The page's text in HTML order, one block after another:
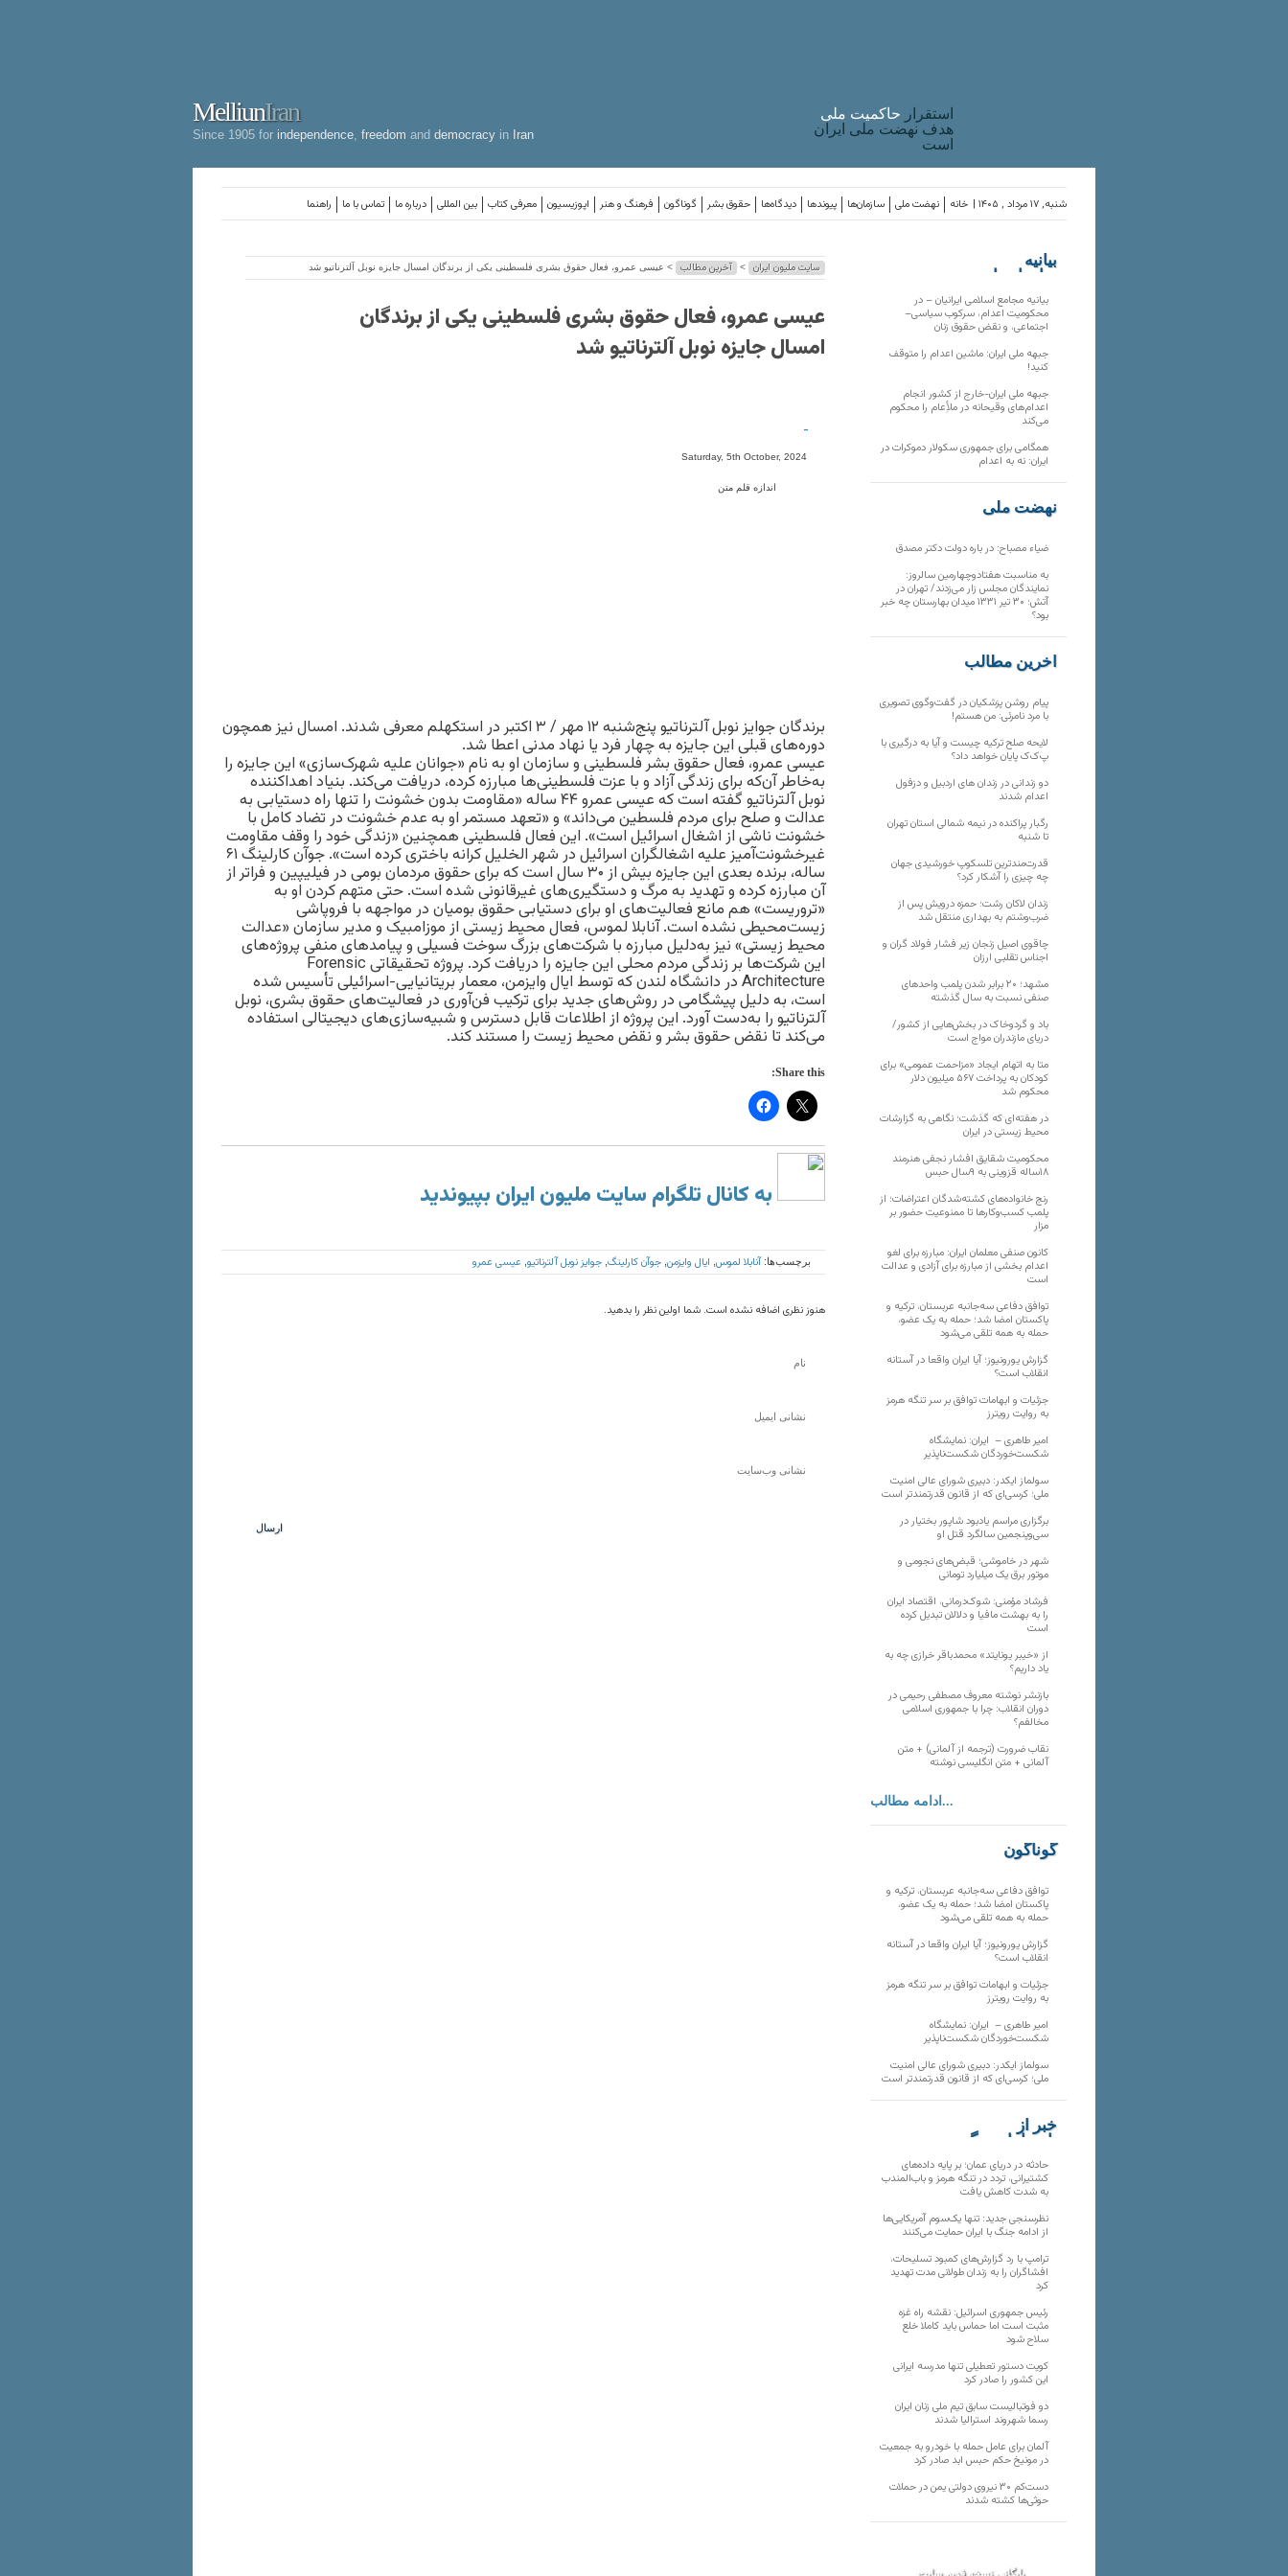
MelliunIran
Since 1905 for independence freedom and democracy in Iran
استقرار حاکميت ملی
هدف نهضت ملی ایران
است
راهنما تماس با ما درباره ما بین المللی معرفی کتاب اپوزیسیون فرهنگ و هنر گوناگون حقوق بشر دیدگاه‌ها پیوندها سازمان‌ها نهضت ملی خانه شنبه, ۱۷ مرداد , ۱۴۰۵ |
سایت ملیون ایران > آخرین مطالب > عیسی عمرو، فعال حقوق بشری فلسطینی یکی از برندگان امسال جایزه نوبل آلترناتیو شد
عیسی عمرو، فعال حقوق بشری فلسطینی یکی از برندگان
امسال جایزه نوبل آلترناتیو شد
-
Saturday, 5th October, 2024
اندازه قلم متن
برندگان جوایز نوبل آلترناتیو پنج‌شنبه ۱۲ مهر / ۳ اکتبر در استکهلم معرفی شدند. امسال نیز همچون
دوره‌های قبلی این جایزه به چهار فرد یا نهاد مدنی اعطا شد.
عیسی عمرو، فعال حقوق بشر فلسطینی و سازمان او به نام «جوانان علیه شهرک‌سازی» این جایزه را
به‌خاطر آن‌که برای زندگی آزاد و با عزت فلسطینی‌ها مبارزه کرده، دریافت می‌کند. بنیاد اهداکننده
نوبل آلترناتیو گفته است که عیسی عمرو ۴۴ ساله «مقاومت بدون خشونت را تنها راه دستیابی به
عدالت و صلح برای مردم فلسطین می‌داند» و «تعهد مستمر او به عدم خشونت در تضاد کامل با
خشونت ناشی از اشغال اسرائیل است». این فعال فلسطینی همچنین «زندگی خود را وقف مقاومت
غیرخشونت‌آمیز علیه اشغالگران اسرائیل در شهر الخلیل کرانه باختری کرده است». جوآن کارلینگ ۶۱
ساله، برنده بعدی این جایزه بیش از ۳۰ سال است که برای حقوق مردمان بومی در فیلیپین و فراتر از
آن مبارزه کرده و تهدید به مرگ و دستگیری‌های غیرقانونی شده است. حتی متهم کردن او به
«تروریست» هم مانع فعالیت‌های او برای دستیابی حقوق بومیان در مواجهه با فروپاشی
زیست‌محیطی نشده است. آنابلا لموس، فعال محیط زیستی از موزامبیک و مدیر سازمان «عدالت
محیط زیستی» نیز به‌دلیل مبارزه با شرکت‌های بزرگ سوخت فسیلی و پیامدهای منفی پروژه‌های
این شرکت‌ها بر زندگی مردم محلی این جایزه را دریافت کرد. پروژه تحقیقاتی Forensic
Architecture در دانشگاه لندن که توسط ایال وایزمن، معمار بریتانیایی-اسرائیلی تأسیس شده
است، به دلیل پیشگامی در روش‌های جدید برای ترکیب فن‌آوری در فعالیت‌های حقوق بشری، نوبل
آلترناتیو را به‌دست آورد. این پروژه از اطلاعات قابل دسترس و شبیه‌سازی‌های دیجیتالی استفاده
می‌کند تا نقض حقوق بشر و نقض محیط زیست را مستند کند.
Share this:
به کانال تلگرام سایت ملیون ایران بپیوندید
برچسب‌ها:آنابلا لموس ایال وایزمن جوآن کارلینگ جوایز نوبل آلترناتیو عیسی عمرو
هنوز نظری اضافه نشده است. شما اولین نظر را بدهید.
بیانیه
سازمان‌های
بیانیه مجامع اسلامی ایرانیان – در
محکومیت اعدام، سرکوب سیاسی–
اجتماعی، و نقض حقوق زنان
جبهه ملی ایران: ماشین اعدام را متوقف
کنید!
جبهه ملی ایران-خارج از کشور انجام
اعدام‌های وقیحانه در ملأِعام را محکوم
می‌کند
همگامی برای جمهوری سکولار دموکرات در
ایران: نه به اعدام
نهضت ملی
ضیاء مصباح: در باره دولت دکتر مصدق
به مناسبت هفتادوچهارمین سالروز:
نمایندگان مجلس زار می‌زدند/ تهران در
آتش؛ ۳۰ تیر ۱۳۳۱ میدان بهارستان چه خبر
بود؟
آخرین مطالب
پیام روشن پزشکیان در گفت‌و‌گوی تصویری
با مرد نامرئی: من هستم!
لایحه صلح ترکیه چیست و آیا به درگیری با
پ‌ک‌ک پایان خواهد داد؟
دو زندانی در زندان های اردبیل و دزفول
اعدام شدند
رگبار پراکنده در نیمه شمالی استان تهران
تا شنبه
قدرت‌مندترین تلسکوپ خورشیدی جهان
چه چیزی را آشکار کرد؟
زندان لاکان رشت؛ حمزه درویش پس از
ضرب‌وشتم به بهداری منتقل شد
چاقوی اصیل زنجان زیر فشار فولاد گران و
اجناس تقلبی ارزان
مشهد؛ ۲۰ برابر شدن پلمب واحدهای
صنفی نسبت به سال گذشته
باد و گردوخاک در بخش‌هایی از کشور/
دریای مازندران مواج است
متا به اتهام ایجاد «مزاحمت عمومی» برای
کودکان به پرداخت ۵۶۷ میلیون دلار
محکوم شد
در هفته‌ای که گذشت؛ نگاهی به گزارشات
محیط زیستی در ایران
محکومیت شقایق افشار نجفی هنرمند
۱۸ساله قزوینی به ۹سال حبس
رنج خانواده‌های کشته‌شدگان اعتراضات؛ از
پلمب کسب‌وکارها تا ممنوعیت حضور بر
مزار
کانون صنفی معلمان ایران: مبارزه برای لغو
اعدام بخشی از مبارزه برای آزادی و عدالت
است
توافق دفاعی سه‌جانبه عربستان، ترکیه و
پاکستان امضا شد؛ حمله به یک عضو،
حمله به همه تلقی می‌شود
گزارش یورونیوز؛ آیا ایران واقعا در آستانه
انقلاب است؟
جزئیات و ابهامات توافق بر سر تنگه هرمز
به روایت رویترز
امیر طاهری – ایران: نمایشگاه
شکست‌خوردگان شکست‌ناپذیر
سولماز ایکدر: دبیری شورای عالی امنیت
ملی؛ کرسی‌ای که از قانون قدرتمندتر است
برگزاری مراسم یادبود شاپور بختیار در
سی‌وپنجمین سالگرد قتل او
شهر در خاموشی؛ قبض‌های نجومی و
موتور برق یک میلیارد تومانی
فرشاد مؤمنی: شوک‌درمانی، اقتصاد ایران
را به بهشت مافیا و دلالان تبدیل کرده
است
از «خیبر یونایتد» محمدباقر خرازی چه به
یاد داریم؟
بازنشر نوشته معروف مصطفی رحیمی در
دوران انقلاب: چرا با جمهوری اسلامی
مخالفم؟
نقاب ضرورت (ترجمه از آلمانی) + متن
آلمانی + متن انگلیسی نوشته
ادامه مطالب...
گوناگون
توافق دفاعی سه‌جانبه عربستان، ترکیه و
پاکستان امضا شد؛ حمله به یک عضو،
حمله به همه تلقی می‌شود
گزارش یورونیوز؛ آیا ایران واقعا در آستانه
انقلاب است؟
جزئیات و ابهامات توافق بر سر تنگه هرمز
به روایت رویترز
امیر طاهری – ایران: نمایشگاه
شکست‌خوردگان شکست‌ناپذیر
سولماز ایکدر: دبیری شورای عالی امنیت
ملی؛ کرسی‌ای که از قانون قدرتمندتر است
خبر از
تارنماهای دیگر
حادثه در دریای عمان؛ بر پایه داده‌های
کشتیرانی، تردد در تنگه هرمز و باب‌المندب
به شدت کاهش یافت
نظرسنجی جدید: تنها یک‌سوم آمریکایی‌ها
از ادامه جنگ با ایران حمایت می‌کنند
ترامپ با رد گزارش‌های کمبود تسلیحات،
افشاگران را به زندان طولانی مدت تهدید
کرد
رئیس‌ جمهوری اسرائیل: نقشه راه غزه
مثبت است اما حماس باید کاملا خلع
سلاح شود
کویت دستور تعطیلی تنها مدرسه ایرانی
این کشور را صادر کرد
دو فوتبالیست سابق تیم ملی زنان ایران
رسما شهروند استرالیا شدند
آلمان برای عامل حمله با خودرو به جمعیت
در مونیخ حکم حبس ابد صادر کرد
دست‌کم ۳۰ نیروی دولتی یمن در حملات
حوثی‌ها کشته شدند
بایگانی نسخه قدیم سایت